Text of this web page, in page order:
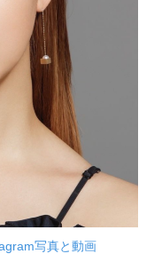
写真と動画